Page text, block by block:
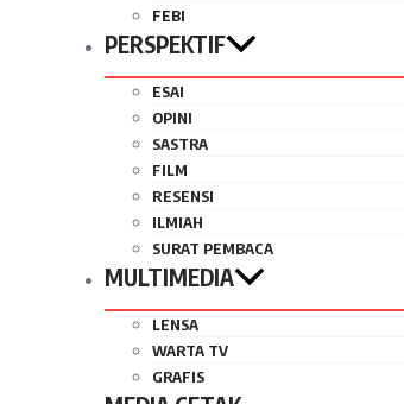
FEBI
PERSPEKTIF
ESAI
OPINI
SASTRA
FILM
RESENSI
ILMIAH
SURAT PEMBACA
MULTIMEDIA
LENSA
WARTA TV
GRAFIS